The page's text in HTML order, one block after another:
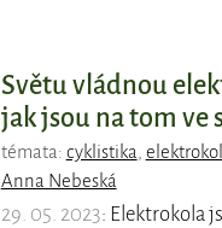
Světu vládnou
jak jsou na tom ve
témata: cyklistika
Anna Nebeská
29. 05. 2023: Elektrokola